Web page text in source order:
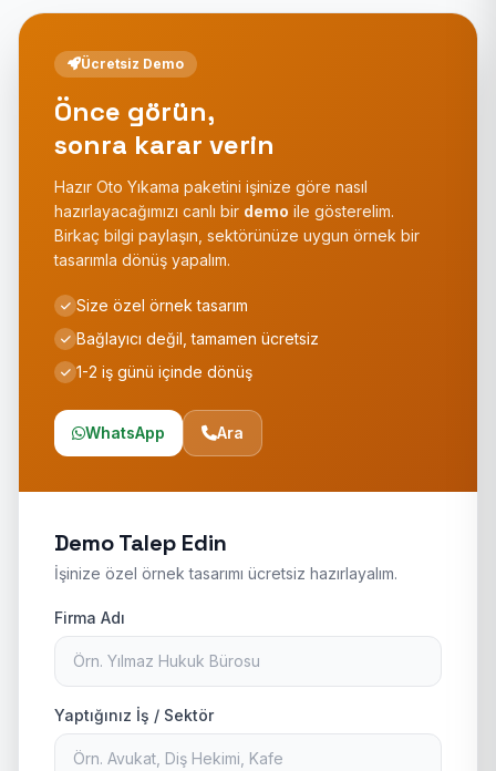
Ücretsiz Demo
Önce görün,
sonra karar verin
Hazır Oto Yıkama paketini işinize göre nasıl
hazırlayacağımızı canlı bir demo ile gösterelim.
Birkaç bilgi paylaşın, sektörünüze uygun örnek bir
tasarımla dönüş yapalım.
Size özel örnek tasarım
Bağlayıcı değil, tamamen ücretsiz
1-2 iş günü içinde dönüş
WhatsApp Ara
Demo Talep Edin
İşinize özel örnek tasarımı ücretsiz hazırlayalım.
Firma Adı
Yaptığınız İş / Sektör